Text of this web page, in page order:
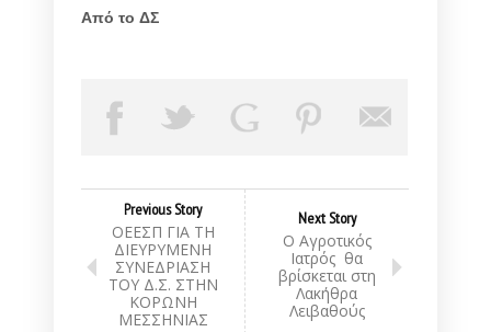
Από το ΔΣ
Previous Story
ΟΕΕΣΠ ΓΙΑ ΤΗ
ΔΙΕΥΡΥΜΕΝΗ
ΣΥΝΕΔΡΙΑΣΗ
ΤΟΥ Δ.Σ. ΣΤΗΝ
ΚΟΡΩΝΗ
ΜΕΣΣΗΝΙΑΣ
Next Story
O Αγροτικός
Ιατρός θα
βρίσκεται στη
Λακήθρα
Λειβαθούς